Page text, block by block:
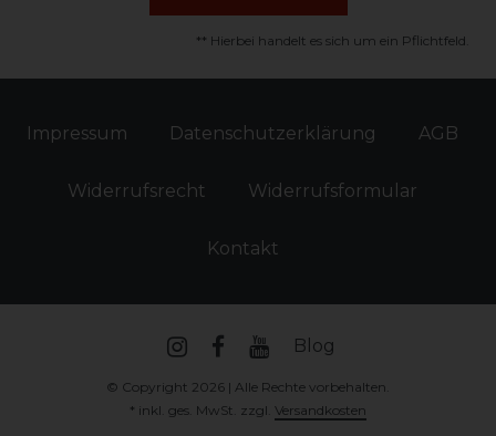
** Hierbei handelt es sich um ein Pflichtfeld.
Impressum Daten­schutz­erklärung AGB
Widerrufs­recht Widerrufs­formular
Kontakt
Blog
© Copyright 2026 | Alle Rechte vorbehalten.
* inkl. ges. MwSt. zzgl. Versandkosten